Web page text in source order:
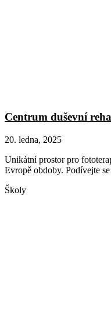
Centrum duševní
20. ledna, 2025
Unikátní prostor pro
Evropě obdoby. Podívejte
Školy